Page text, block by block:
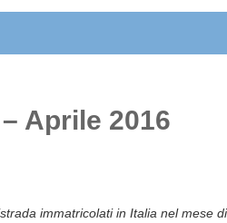
Aprile 2016
immatricolati in Italia nel mese